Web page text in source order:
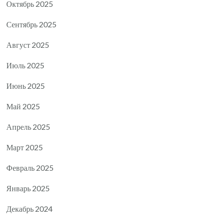
Октябрь 2025
Сентябрь 2025
Август 2025
Июль 2025
Июнь 2025
Май 2025
Апрель 2025
Март 2025
Февраль 2025
Январь 2025
Декабрь 2024